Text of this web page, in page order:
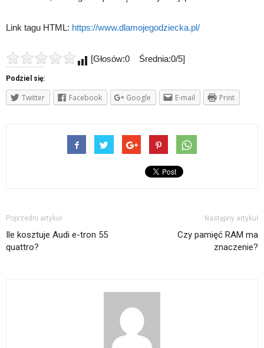
Link tagu HTML: https://www.dlamojegodziecka.pl/
[Głosów:0 Średnia:0/5]
Podziel się:
Twitter Facebook Google E-mail Print
Poprzedni artykuł
Ile kosztuje Audi e-tron 55
quattro?
Następny artykuł
Czy pamięć RAM ma
znaczenie?